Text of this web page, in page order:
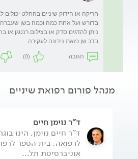
חריקה או הידוק שיניים בהחלט יכולים
בדכ שן כזאת נידונה לעקירה
תגובה (0)
מנהל פורום רפואת שיניים
ד"ר נוימן חיים
ד"ר חיים נוימן, הינו
לרפואה, בית הספר
אוניברסיטת תל...